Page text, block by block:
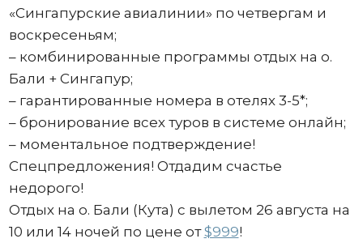
«Сингапурские авиалинии» по четвергам и
воскресеньям;
– комбинированные программы отдых на о.
Бали + Сингапур;
– гарантированные номера в отелях 3-5*;
– бронирование всех туров в системе онлайн;
– моментальное подтверждение!
Спецпредложения! Отдадим счастье
недорого!
Отдых на о. Бали (Кута) с вылетом 26 августа на
10 или 14 ночей по цене от$999!